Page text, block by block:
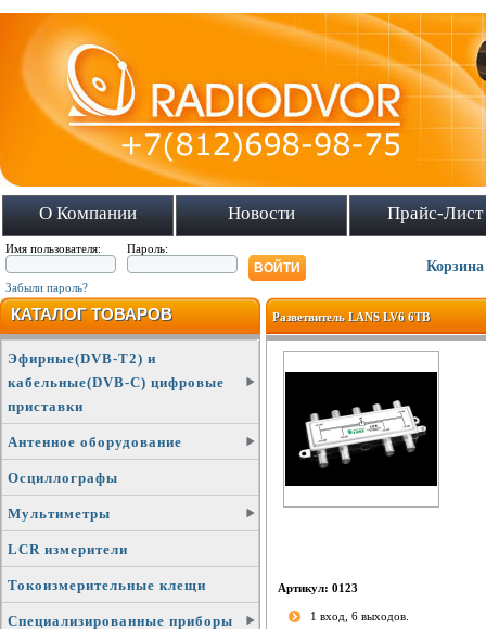
О Компании Новости Прайс-Лист
Имя пользователя: Пароль:
Забыли пароль?
Корзина
КАТАЛОГ ТОВАРОВ
Эфирные(DVB-T2) и
кабельные(DVB-C) цифровые
приставки
Антенное оборудование
Осциллографы
Мультиметры
LCR измерители
Токоизмерительные клещи
Специализированные приборы
Разветвитель LANS LV6 6ТВ
Артикул: 0123
1 вход, 6 выходов.